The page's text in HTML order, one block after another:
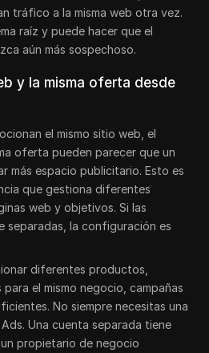
tráfico a la misma web otra vez.
raíz y puede hacer que el
aún más sospechoso.
y la misma oferta desde
el mismo sitio web, el
oferta pueden parecer que un
más espacio publicitario. Esto es
que gestiona diferentes
web y objetivos. Si las
separadas, la configuración es
diferentes productos,
el mismo negocio, campañas
No siempre necesitas una
Una cuenta separada tiene
propietario de negocio